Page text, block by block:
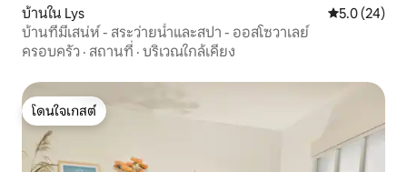
บ้านใน Lys คะแนนเฉลี่ย
5.0 (24)
บ้านที่มีเสน่ห์ - สระว่ายน้ำและสปา - ออสโซวาเลย์
ครอบครัว · สถานที่ · บริเวณใกล้เคียง
โดนใจเกสต์
โดนใจเกสต์